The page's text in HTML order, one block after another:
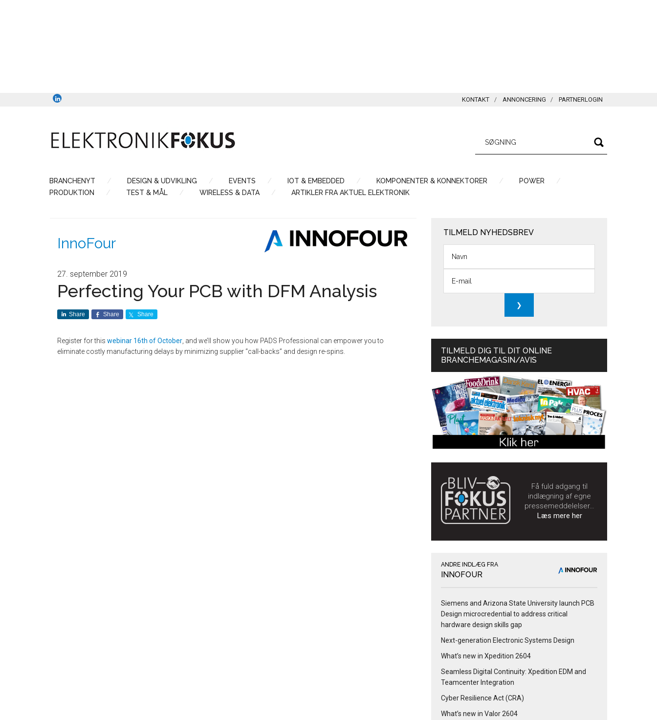
KONTAKT ANNONCERING PARTNERLOGIN
BRANCHENYT DESIGN & UDVIKLING EVENTS IOT & EMBEDDED KOMPONENTER & KONNEKTORER
POWER
PRODUKTION
TEST & MÅL WIRELESS & DATA ARTIKLER FRA AKTUEL ELEKTRONIK
InnoFour
27. september 2019
Perfecting Your PCB with DFM Analysis
Share Share Share
Register for this webinar 16th of October , and we’ll show you how PADS Professional can empower you to
eliminate costly manufacturing delays by minimizing supplier “call-backs” and design re-spins.
TILMELD NYHEDSBREV
TILMELD DIG TIL DIT ONLINE
BRANCHEMAGASIN/AVIS
Få fuld adgang til
indlægning af egne
pressemeddelelser…
Læs mere her
ANDRE INDLÆG FRA
INNOFOUR
Siemens and Arizona State University launch PCB
Design microcredential to address critical
hardware design skills gap
Next-generation Electronic Systems Design
What’s new in Xpedition 2604
Seamless Digital Continuity: Xpedition EDM and
Teamcenter Integration
Cyber Resilience Act (CRA)
What’s new in Valor 2604